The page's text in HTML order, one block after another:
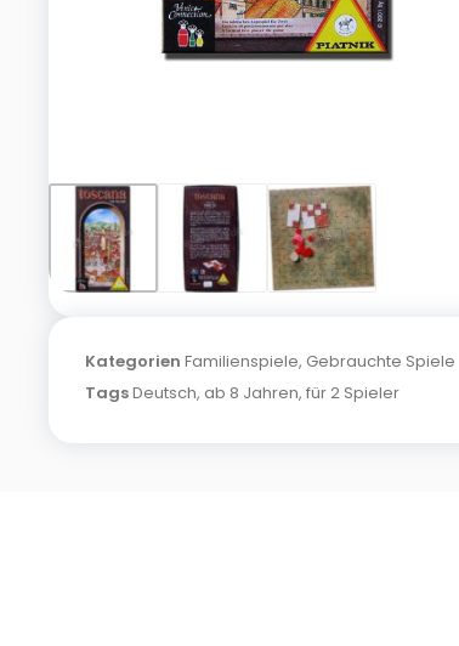
Kategorien Familienspiele, Gebrauchte Spiele
TagsDeutsch, ab 8 Jahren, für 2 Spieler